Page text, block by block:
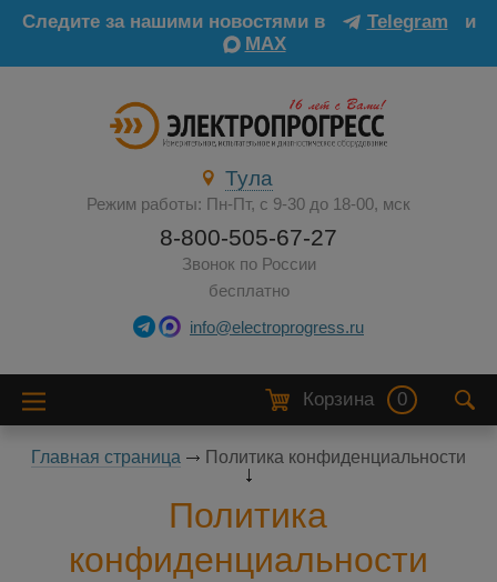
Следите за нашими новостями в Telegram
и
MAX
Тула
Режим работы: Пн-Пт, с 9-30 до 18-00, мск
8-800-505-67-27
Звонок по России
бесплатно
info@electroprogress.ru
Корзина 0
Главная страница Политика конфиденциальности
Политика
конфиденциальности